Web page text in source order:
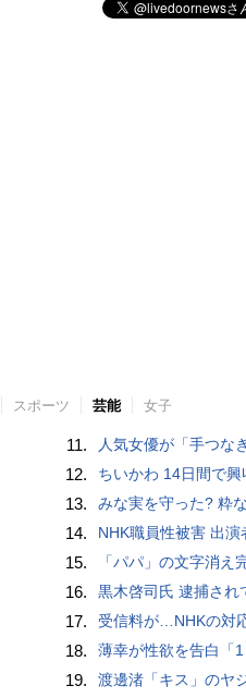
スポーツ 芸能 女子
11. 人気女優が「手つな
12. ちいかわ 14日間で興
13. みな実を守った? 粋
14. NHK職員性被害 出演
15. 「パパ」の文字消え
16. 黒木啓司氏 逮捕され
17. 受信料が…NHKの対
18. 薄幸が性欲を告白「1
19. 渡邊渚「キス」のヤ